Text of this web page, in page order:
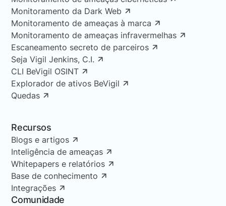
Monitoramento da Dark Web
Monitoramento de ameaças à marca
Monitoramento de ameaças infravermelhas
Escaneamento secreto de parceiros
Seja Vigil Jenkins, C.I.
CLI BeVigil OSINT
Explorador de ativos BeVigil
Quedas
Recursos
Blogs e artigos
Inteligência de ameaças
Whitepapers e relatórios
Base de conhecimento
Integrações
Comunidade